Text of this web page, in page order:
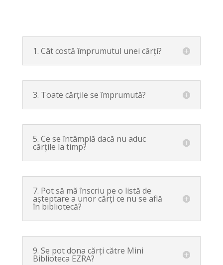
1. Cât costă împrumutul unei cărți?
3. Toate cărțile se împrumută?
5. Ce se întâmplă dacă nu aduc
cărțile la timp?
7. Pot să mă înscriu pe o listă de
așteptare a unor cărți ce nu se află
în bibliotecă?
9. Se pot dona cărți către Mini
Biblioteca EZRA?